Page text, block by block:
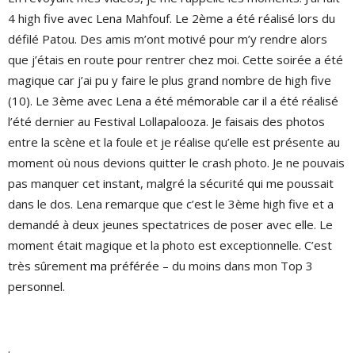
4 high five avec Lena Mahfouf. Le 2ème a été réalisé lors du
défilé Patou. Des amis m’ont motivé pour m’y rendre alors
que j’étais en route pour rentrer chez moi. Cette soirée a été
magique car j’ai pu y faire le plus grand nombre de high five
(10). Le 3ème avec Lena a été mémorable car il a été réalisé
l’été dernier au Festival Lollapalooza. Je faisais des photos
entre la scène et la foule et je réalise qu’elle est présente au
moment où nous devions quitter le crash photo. Je ne pouvais
pas manquer cet instant, malgré la sécurité qui me poussait
dans le dos. Lena remarque que c’est le 3ème high five et a
demandé à deux jeunes spectatrices de poser avec elle. Le
moment était magique et la photo est exceptionnelle. C’est
très sûrement ma préférée – du moins dans mon Top 3
personnel.
.